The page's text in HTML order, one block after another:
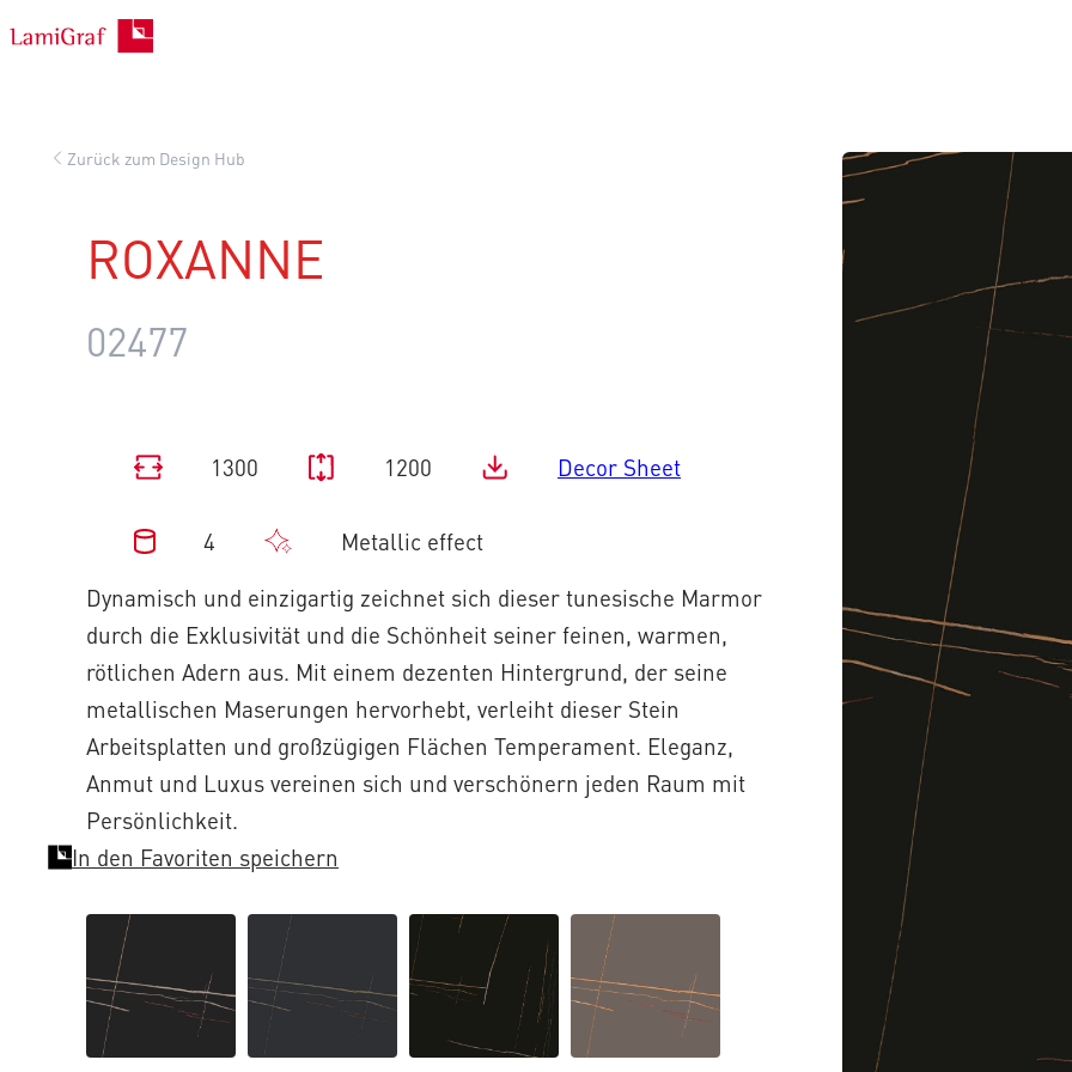
Zum
Zurück zum Design Hub
ROXANNE
02477
1300 1200 Decor Sheet
4
Metallic effect
Dynamisch und einzigartig zeichnet sich dieser tunesische Marmor
durch die Exklusivität und die Schönheit seiner feinen, warmen,
rötlichen Adern aus. Mit einem dezenten Hintergrund, der seine
metallischen Maserungen hervorhebt, verleiht dieser Stein
Arbeitsplatten und großzügigen Flächen Temperament. Eleganz,
Anmut und Luxus vereinen sich und verschönern jeden Raum mit
Persönlichkeit.
In den Favoriten speichern